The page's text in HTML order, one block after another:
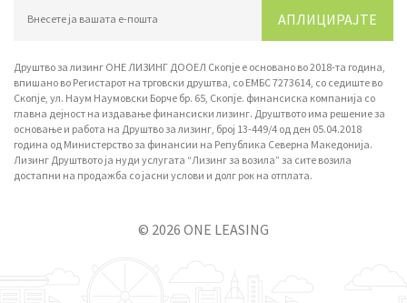
АПЛИЦИРАЈТЕ
Друштво за лизинг ОНЕ ЛИЗИНГ ДООЕЛ Скопје е основано во 2018-та година,
впишано вo Регистарот на трговски друштва, со ЕМБС 7273614, со седиште во
Скопје, ул. Наум Наумовски Борче бр. 65, Скопје. финансиска компанија со
главна дејност на издавање финансиски лизинг. Друштвото има решение за
основање и работа на Друштво за лизинг, број 13-449/4 од ден 05.04.2018
година од Министерство за финансии на Република Северна Македонија.
Лизинг Друштвото ја нуди услугата “Лизинг за возила” за сите возила
достапни на продажба со јасни услови и долг рок на отплата.
© 2026 ONE LEASING